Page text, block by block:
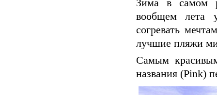
Зима в самом
вообщем лета
согревать
лучшие пляжи
Самым
названия (Pink)